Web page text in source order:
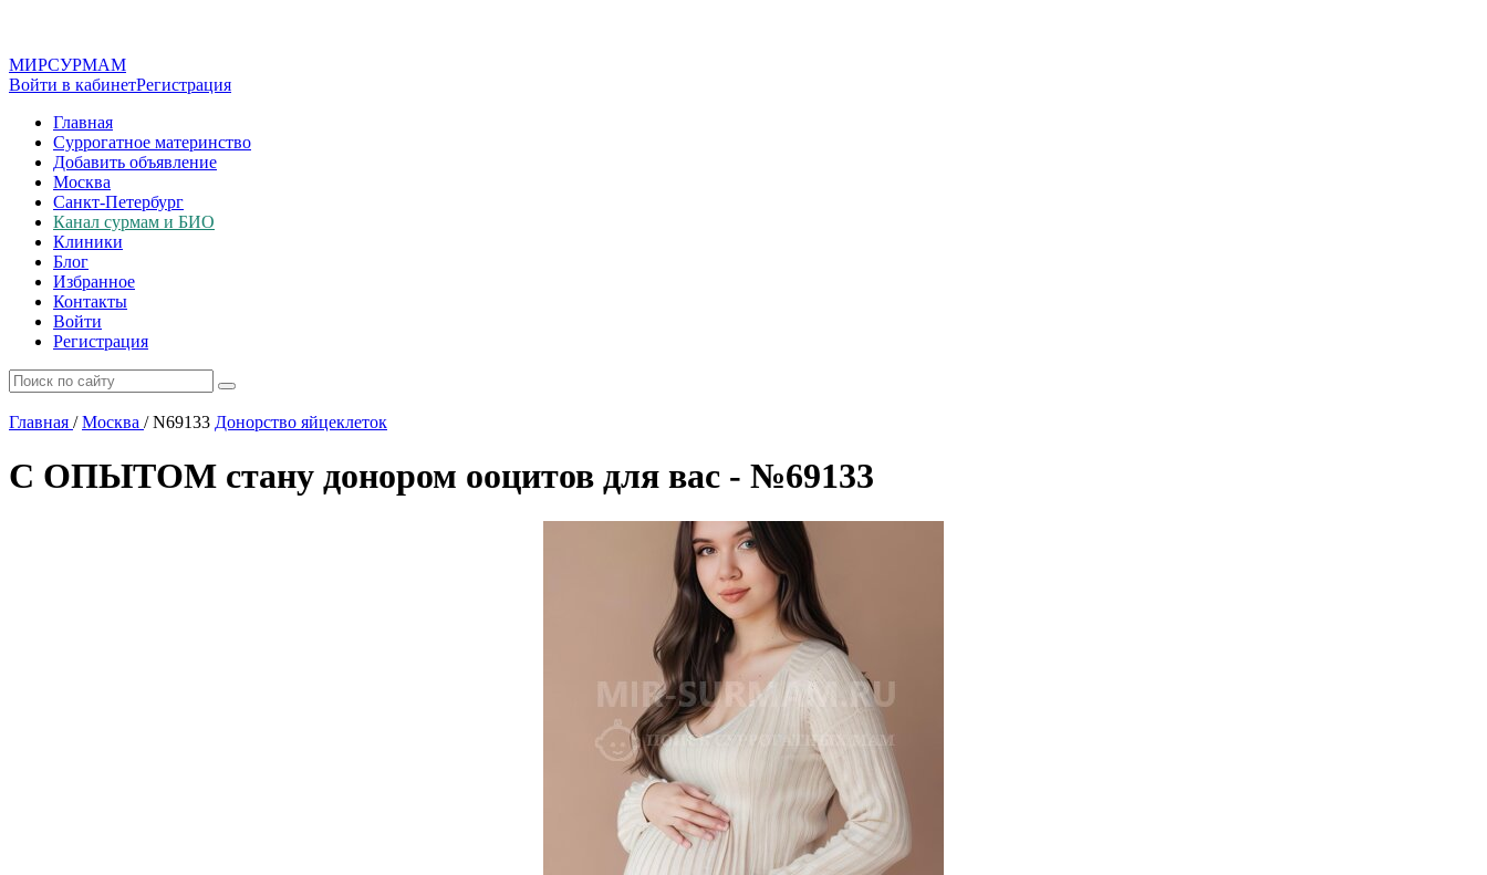
МИРСУРМАМ
Войти в кабинетРегистрация
Главная
Суррогатное материнство
Добавить объявление
Москва
Санкт-Петербург
Канал сурмам и БИО
Клиники
Блог
Избранное
Контакты
Войти
Регистрация
Главная / Москва /N69133 Донорство яйцеклеток
С ОПЫТОМ стану донором ооцитов для вас - №69133